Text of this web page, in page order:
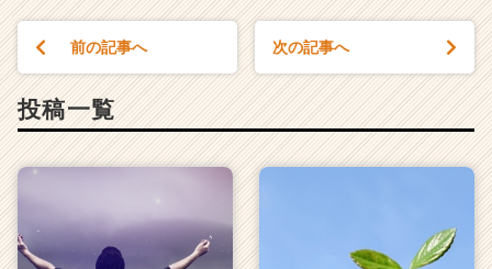
前の記事へ 次の記事へ
投稿一覧